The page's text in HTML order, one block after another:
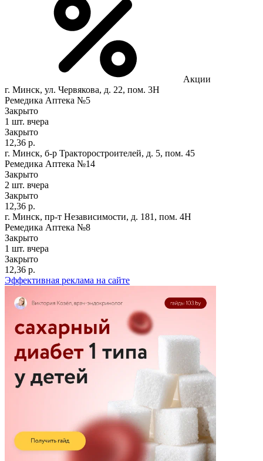
Акции
г. Минск, ул. Червякова, д. 22, пом. 3Н
Ремедика Аптека №5
Закрыто
1 шт. вчера
Закрыто
12,36 р.
г. Минск, б-р Тракторостроителей, д. 5, пом. 45
Ремедика Аптека №14
Закрыто
2 шт. вчера
Закрыто
12,36 р.
г. Минск, пр-т Независимости, д. 181, пом. 4Н
Ремедика Аптека №8
Закрыто
1 шт. вчера
Закрыто
12,36 р.
Эффективная реклама на сайте